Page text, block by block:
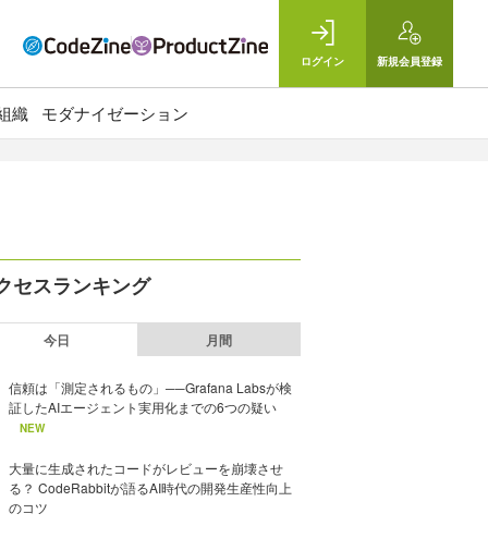
ログイン 新規会員登録
織 モダナイゼーション
セスランキング
今日 月間
信頼は「測定されるもの」──Grafana Labsが検
証したAIエージェント実用化までの6つの疑い
NEW
大量に生成されたコードがレビューを崩壊させ
る？ CodeRabbitが語るAI時代の開発生産性向上
のコツ